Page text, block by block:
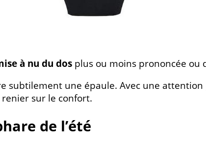
à nu du dos plus ou moins prononcée ou
subtilement une épaule. Avec une
sur le confort.
de l’été